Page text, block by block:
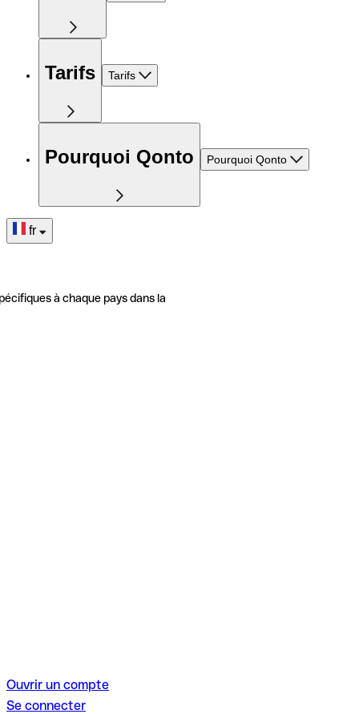
Tarifs Tarifs
Pourquoi Qonto Pourquoi Qonto
fr
à chaque pays dans la
Ouvrir un compte
Se connecter